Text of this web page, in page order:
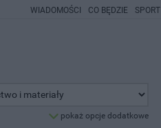
WIADOMOŚCI CO BĘDZIE SPORT
pokaż opcje dodatkowe